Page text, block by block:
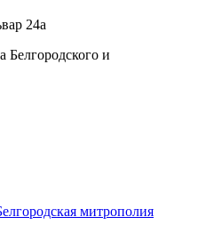
24а
Белгородского и